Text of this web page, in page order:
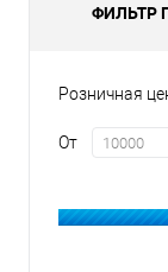
ФИЛЬТР
Розничная
От